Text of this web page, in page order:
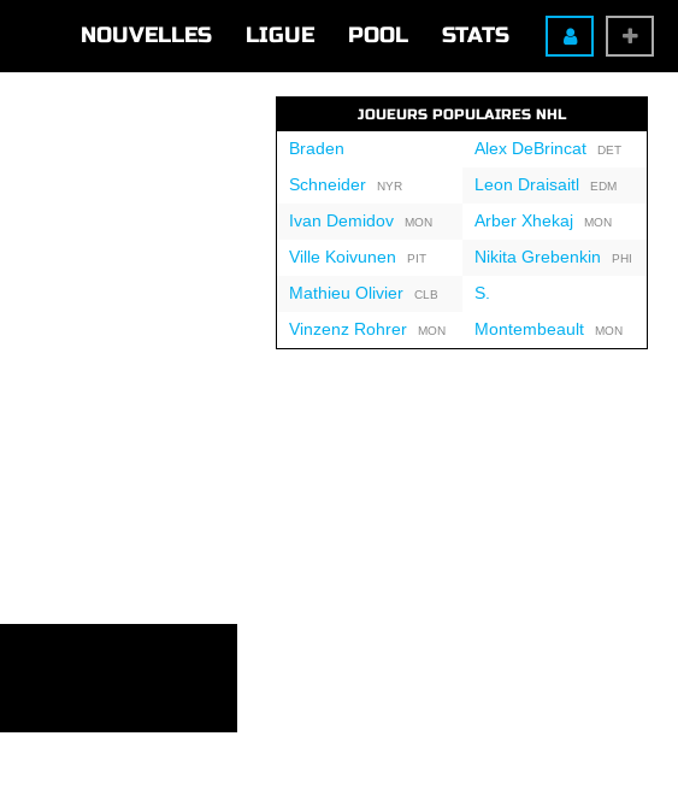
NOUVELLES LIGUE POOL STATS
JOUEURS POPULAIRES NHL
Braden
SchneiderNYR
Ivan DemidovMON
Ville Koivunen PIT
Mathieu OlivierCLB
Vinzenz RohrerMON
Alex DeBrincatDET
Leon Draisaitl EDM
Arber XhekajMON
Nikita Grebenkin PHI
S.
MontembeaultMON